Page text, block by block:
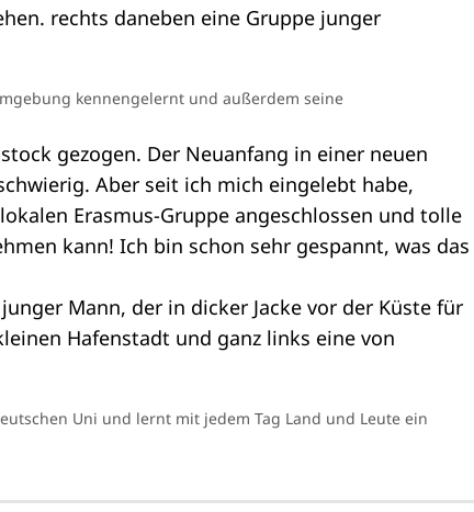
kennengelernt und außerdem seine
gezogen. Der Neuanfang in einer neuen
Aber seit ich mich eingelebt habe,
Erasmus-Gruppe angeschlossen und tolle
kann! Ich bin schon sehr gespannt, was das
Uni und lernt mit jedem Tag Land und Leute ein